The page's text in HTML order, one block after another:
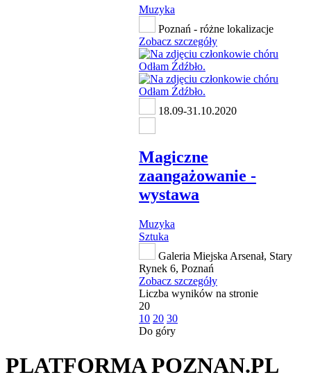
Muzyka
Poznań - różne lokalizacje
Zobacz szczegóły
18.09-31.10.2020
Magiczne
zaangażowanie -
wystawa
Muzyka
Sztuka
Galeria Miejska Arsenał, Stary
Rynek 6, Poznań
Zobacz szczegóły
Liczba wyników na stronie
20
10 20 30
Do góry
PLATFORMA POZNAN.PL